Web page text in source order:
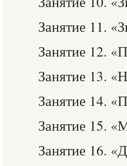
Занятие 11.
Занятие 12.
Занятие 13.
Занятие 14.
Занятие 15.
Занятие 16.